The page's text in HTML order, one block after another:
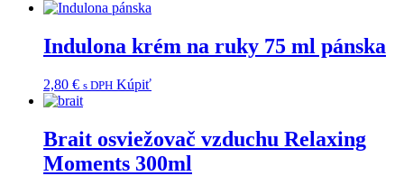
Indulona krém na ruky 75 ml pánska
2,80 € s DPH Kúpiť
Brait osviežovač vzduchu Relaxing
Moments 300ml